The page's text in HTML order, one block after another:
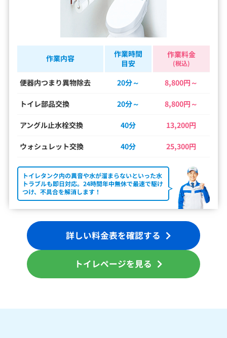
作業内容
作業時間
目安
作業料金
(税込)
便器内つまり異物除去 20分～ 8,800円～
トイレ部品交換 20分～ 8,800円～
アングル止水栓交換 40分 13,200円
ウォシュレット交換 40分 25,300円
トイレタンク内の異音や水が溜まらないといった水
トラブルも即日対応。24時間年中無休で最速で駆け
つけ、不具合を解消します！
詳しい料金表を確認する
トイレページを見る